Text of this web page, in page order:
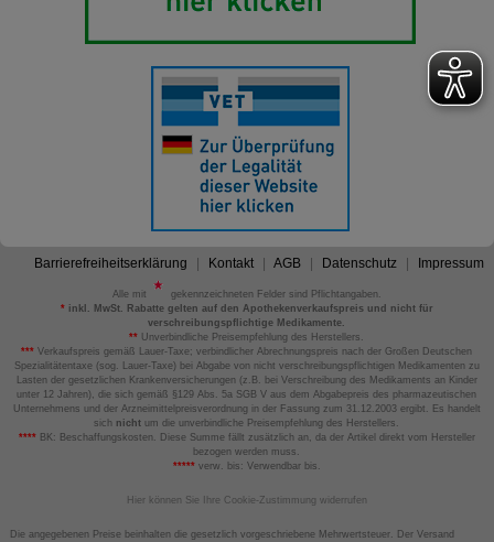
Barrierefreiheitserklärung Kontakt AGB Datenschutz Impressum
Alle mit
gekennzeichneten Felder sind Pflichtangaben.
*inkl. MwSt. Rabatte gelten auf den Apothekenverkaufspreis und nicht für
verschreibungspflichtige Medikamente.
** Unverbindliche Preisempfehlung des Herstellers.
*** Verkaufspreis gemäß Lauer-Taxe; verbindlicher Abrechnungspreis nach der Großen Deutschen
Spezialitätentaxe (sog. Lauer-Taxe) bei Abgabe von nicht verschreibungspflichtigen Medikamenten zu
Lasten der gesetzlichen Krankenversicherungen (z.B. bei Verschreibung des Medikaments an Kinder
unter 12 Jahren), die sich gemäß §129 Abs. 5a SGB V aus dem Abgabepreis des pharmazeutischen
Unternehmens und der Arzneimittelpreisverordnung in der Fassung zum 31.12.2003 ergibt. Es handelt
sich nicht um die unverbindliche Preisempfehlung des Herstellers.
****BK: Beschaffungskosten. Diese Summe fällt zusätzlich an, da der Artikel direkt vom Hersteller
bezogen werden muss.
*****verw. bis: Verwendbar bis.
Hier können Sie Ihre Cookie-Zustimmung widerrufen
Die angegebenen Preise beinhalten die gesetzlich vorgeschriebene Mehrwertsteuer. Der Versand